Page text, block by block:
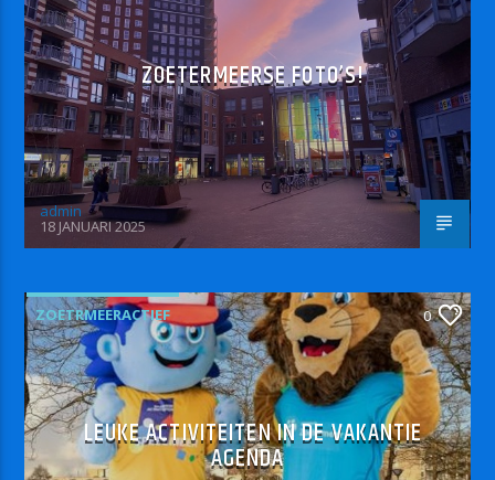
ZOETERMEERSE FOTO’S!
admin
18 JANUARI 2025
ZOETRMEERACTIEF 0
LEUKE ACTIVITEITEN IN DE VAKANTIE
AGENDA